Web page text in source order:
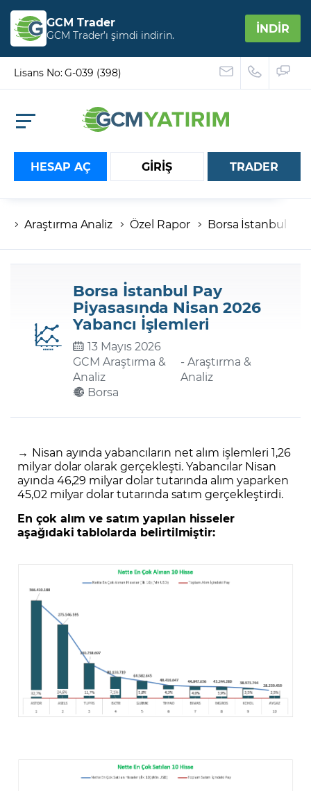
GCM Trader
GCM Trader’ı şimdi indirin. İNDİR
Lisans No: G-039 (398)
HESAP AÇ GİRİŞ
Hesap numaranız
Şifreniz
Şifremi Unuttum
TRADER
Araştırma Analiz Özel Rapor Borsa İstanbul
Borsa İstanbul Pay
Piyasasında Nisan 2026
Yabancı İşlemleri
13 Mayıs 2026
GCM Araştırma &
Analiz
- Araştırma &
Analiz
Borsa
→ Nisan ayında yabancıların net alım işlemleri 1,26
milyar dolar olarak gerçekleşti. Yabancılar Nisan
ayında 46,29 milyar dolar tutarında alım yaparken
45,02 milyar dolar tutarında satım gerçekleştirdi.
En çok alım ve satım yapılan hisseler
aşağıdaki tablolarda belirtilmiştir: